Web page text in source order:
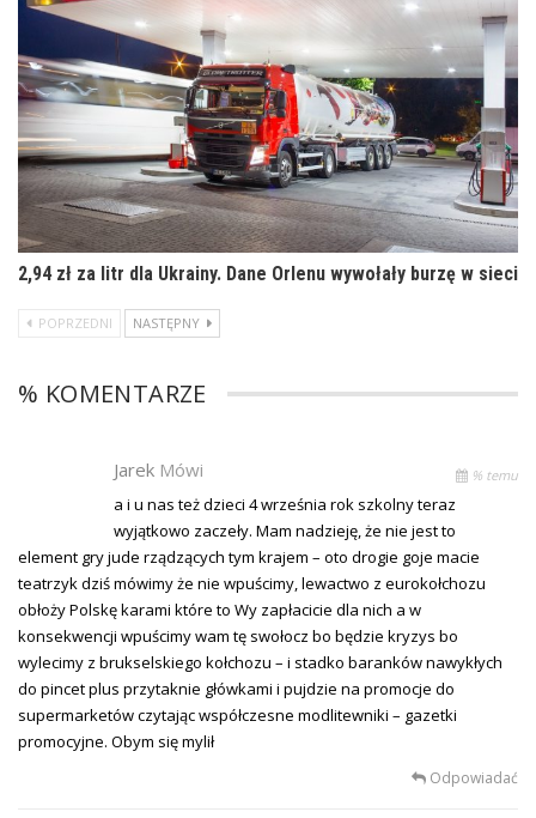
2,94 zł za litr dla Ukrainy. Dane Orlenu wywołały burzę w sieci
POPRZEDNI NASTĘPNY
% KOMENTARZE
Jarek Mówi % temu
a i u nas też dzieci 4 września rok szkolny teraz
wyjątkowo zaczeły. Mam nadzieję, że nie jest to
element gry jude rządzących tym krajem – oto drogie goje macie
teatrzyk dziś mówimy że nie wpuścimy, lewactwo z eurokołchozu
obłoży Polskę karami które to Wy zapłacicie dla nich a w
konsekwencji wpuścimy wam tę swołocz bo będzie kryzys bo
wylecimy z brukselskiego kołchozu – i stadko baranków nawykłych
do pincet plus przytaknie główkami i pujdzie na promocje do
supermarketów czytając współczesne modlitewniki – gazetki
promocyjne. Obym się mylił
Odpowiadać